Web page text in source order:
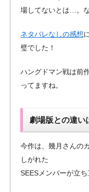
場してないとは…。な
ネタバレなしの感想
璧でした！
ハングドマン戦は前
ってますね。
劇場版との違い
今作は、幾月さんの
しがれた
SEESメンバーが立